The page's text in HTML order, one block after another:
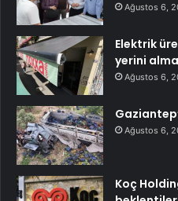
Ağustos 6,
Elektrik
yerini
Ağustos 6,
Ağustos 6,
Koç